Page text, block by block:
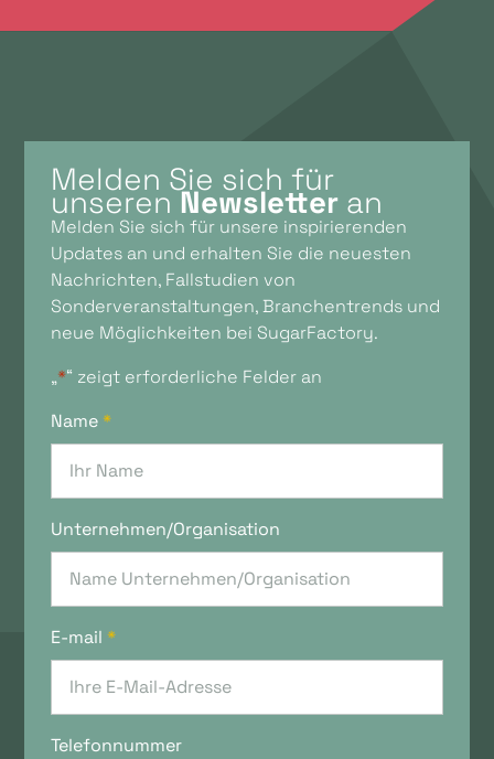
Melden Sie sich für
unserenNewsletter an
Melden Sie sich für unsere inspirierenden
Updates an und erhalten Sie die neuesten
Nachrichten, Fallstudien von
Sonderveranstaltungen, Branchentrends und
neue Möglichkeiten bei SugarFactory.
„*“ zeigt erforderliche Felder an
Name *
Unternehmen/Organisation
E-mail *
Telefonnummer